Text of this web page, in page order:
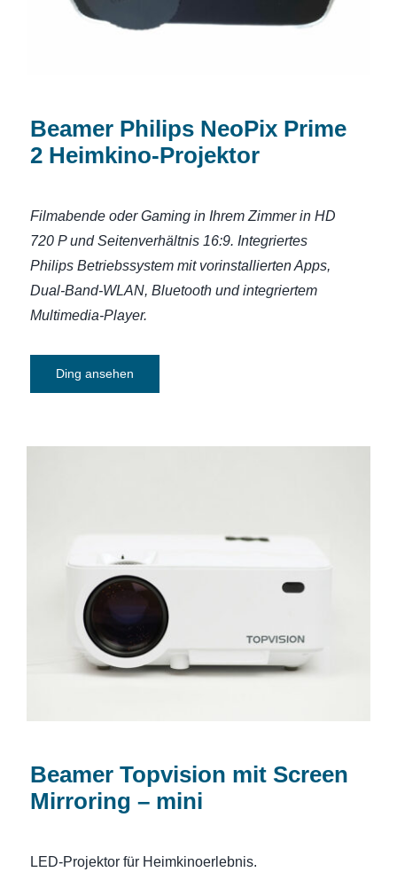
Beamer Philips NeoPix Prime
2 Heimkino-Projektor
Filmabende oder Gaming in Ihrem Zimmer in HD
720 P und Seitenverhältnis 16:9. Integriertes
Philips Betriebssystem mit vorinstallierten Apps,
Dual-Band-WLAN, Bluetooth und integriertem
Multimedia-Player.
Ding ansehen
Beamer Topvision mit Screen Mirroring –
Beamer Topvision mit Screen
Mirroring – mini
LED-Projektor für Heimkinoerlebnis.